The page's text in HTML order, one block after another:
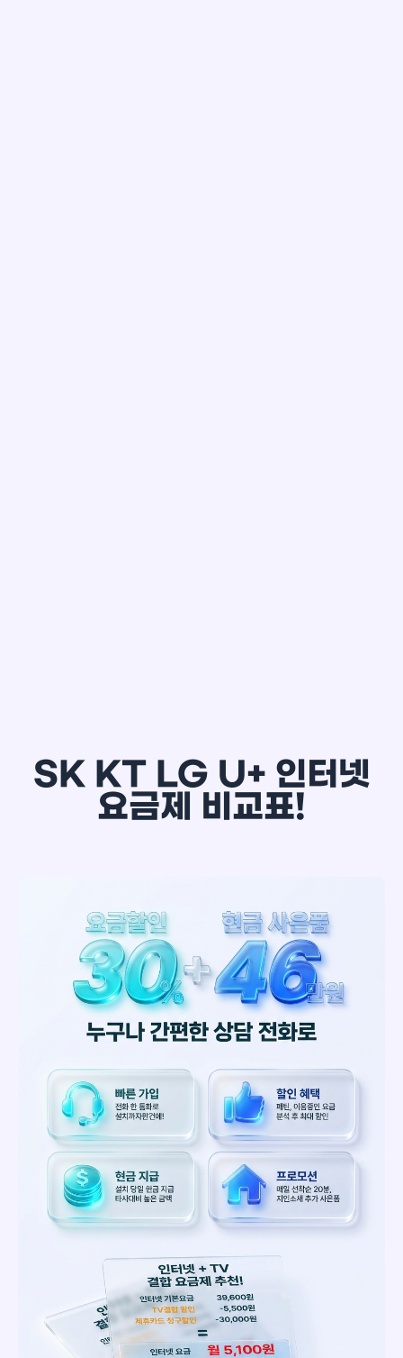
SK KT LG U+ 인터넷
요금제 비교표!